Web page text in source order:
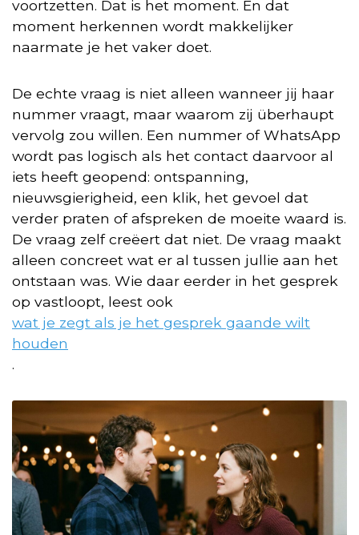
voortzetten. Dat is het moment. En dat
moment herkennen wordt makkelijker
naarmate je het vaker doet.
De echte vraag is niet alleen wanneer jij haar
nummer vraagt, maar waarom zij überhaupt
vervolg zou willen. Een nummer of WhatsApp
wordt pas logisch als het contact daarvoor al
iets heeft geopend: ontspanning,
nieuwsgierigheid, een klik, het gevoel dat
verder praten of afspreken de moeite waard is.
De vraag zelf creëert dat niet. De vraag maakt
alleen concreet wat er al tussen jullie aan het
ontstaan was. Wie daar eerder in het gesprek
op vastloopt, leest ook
wat je zegt als je het gesprek gaande wilt
houden
.